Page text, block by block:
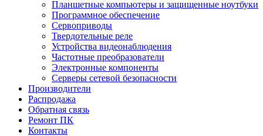
Планшетные компьютеры и защищенные ноутбуки
Программное обеспечение
Сервоприводы
Твердотельные реле
Устройства видеонаблюдения
Частотные преобразователи
Электронные компоненты
Серверы сетевой безопасности
Производители
Распродажа
Обратная связь
Ремонт ПК
Контакты